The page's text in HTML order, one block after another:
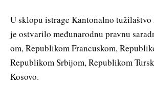
U sklopu istrage Kantonalno tužilaštvo
je ostvarilo međunarodnu pravnu
om, Republikom Francuskom,
Republikom Srbijom, Republikom
Kosovo.